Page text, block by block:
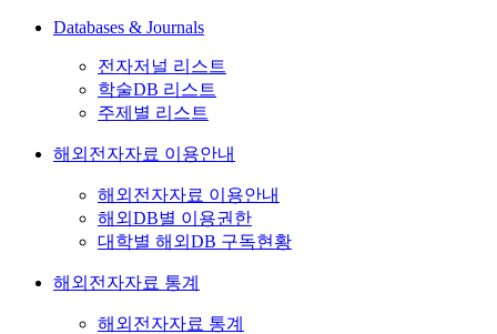
Databases & Journals
전자저널 리스트
학술DB 리스트
주제별 리스트
해외전자자료 이용안내
해외전자자료 이용안내
해외DB별 이용권한
대학별 해외DB 구독현황
해외전자자료 통계
해외전자자료 통계